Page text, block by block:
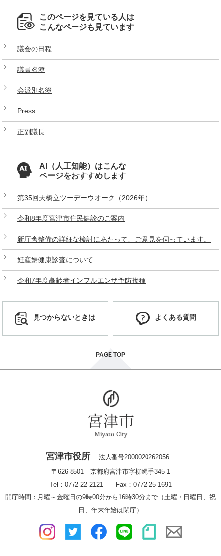
このページを見ている人は
こんなページも見ています
議会の日程
議員名簿
会派別名簿
Press
正副議長
AI（人工知能）はこんな
ページをおすすめします
第35回天橋立ツーデーウオーク（2026年）
令和8年度宮津市住民健診のご案内
新庁舎整備の詳細な検討にあたって、ご意見を伺っています。
妊産婦健康診査について
令和7年度高齢者インフルエンザ予防接種
見つからないときは よくある質問
PAGE TOP
宮津市役所
法人番号2000020262056
〒626-8501 京都府宮津市字柳縄手345-1
Tel：0772-22-2121 Fax：0772-25-1691
開庁時間：月曜～金曜日の9時00分から16時30分まで（土曜・日曜日、祝
日、年末年始は閉庁）